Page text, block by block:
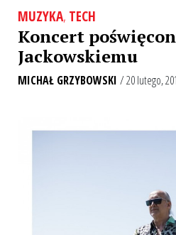
MUZYKA, TECH
Koncert
Jackowskiemu
MICHAŁ GRZYBOWSKI / 20 lutego,